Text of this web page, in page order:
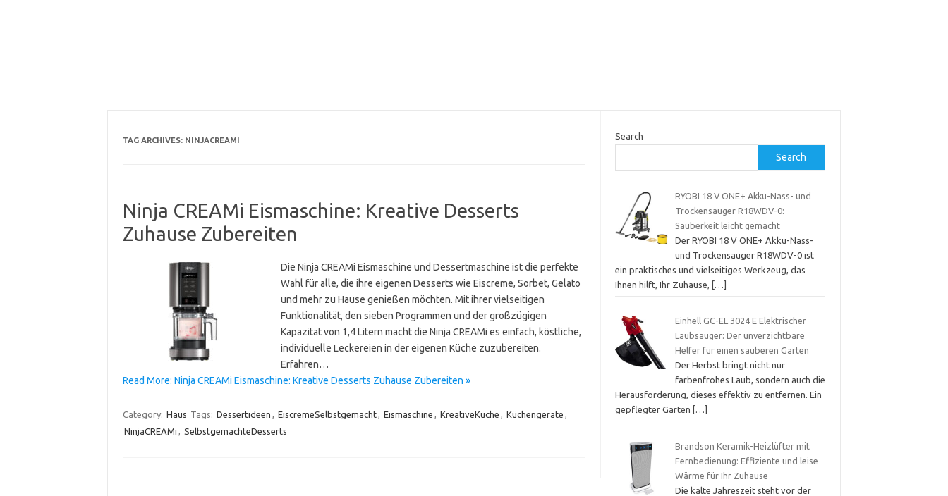
TAG ARCHIVES: NINJACREAMI
Ninja CREAMi Eismaschine: Kreative Desserts
Zuhause Zubereiten
Die Ninja CREAMi Eismaschine und Dessertmaschine ist die perfekte
Wahl für alle, die ihre eigenen Desserts wie Eiscreme, Sorbet, Gelato
und mehr zu Hause genießen möchten. Mit ihrer vielseitigen
Funktionalität, den sieben Programmen und der großzügigen
Kapazität von 1,4 Litern macht die Ninja CREAMi es einfach, köstliche,
individuelle Leckereien in der eigenen Küche zuzubereiten.
Erfahren…
Read More: Ninja CREAMi Eismaschine: Kreative Desserts Zuhause Zubereiten »
Category: Haus Tags: Dessertideen , EiscremeSelbstgemacht, Eismaschine , KreativeKüche , Küchengeräte ,
NinjaCREAMi , SelbstgemachteDesserts
Search
Search
RYOBI 18 V ONE+ Akku-Nass- und
Trockensauger R18WDV-0:
Sauberkeit leicht gemacht
Der RYOBI 18 V ONE+ Akku-Nass-
und Trockensauger R18WDV-0 ist
ein praktisches und vielseitiges Werkzeug, das
Ihnen hilft, Ihr Zuhause,
[…]
Einhell GC-EL 3024 E Elektrischer
Laubsauger: Der unverzichtbare
Helfer für einen sauberen Garten
Der Herbst bringt nicht nur
farbenfrohes Laub, sondern auch die
Herausforderung, dieses effektiv zu entfernen. Ein
gepflegter Garten
[…]
Brandson Keramik-Heizlüfter mit
Fernbedienung: Effiziente und leise
Wärme für Ihr Zuhause
Die kalte Jahreszeit steht vor der